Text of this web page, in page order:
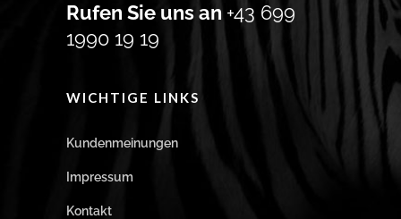
Rufen Sie uns an +43 699
1990 19 19
WICHTIGE LINKS
Kundenmeinungen
Impressum
Kontakt